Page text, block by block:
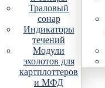
Траловый
сонар
Индикаторы
течений
Модули
эхолотов для
картплоттеров
и МФД